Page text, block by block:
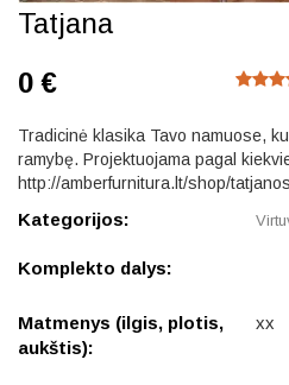
Tatjana
0 €
Tradicinė klasika Tavo namuose,
ramybę. Projektuojama pagal
http://amberfurnitura.lt/shop/
Kategorijos:
Komplekto dalys:
Matmenys (ilgis, plotis,
aukštis):
xx